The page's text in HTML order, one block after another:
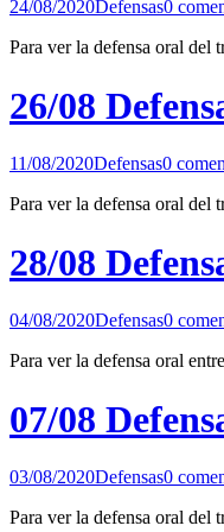
24/08/2020Defensas0
Para ver la defensa oral del
26/08
11/08/2020Defensas0
Para ver la defensa oral del
28/08
04/08/2020Defensas0
Para ver la defensa oral
07/08
03/08/2020Defensas0
Para ver la defensa oral del